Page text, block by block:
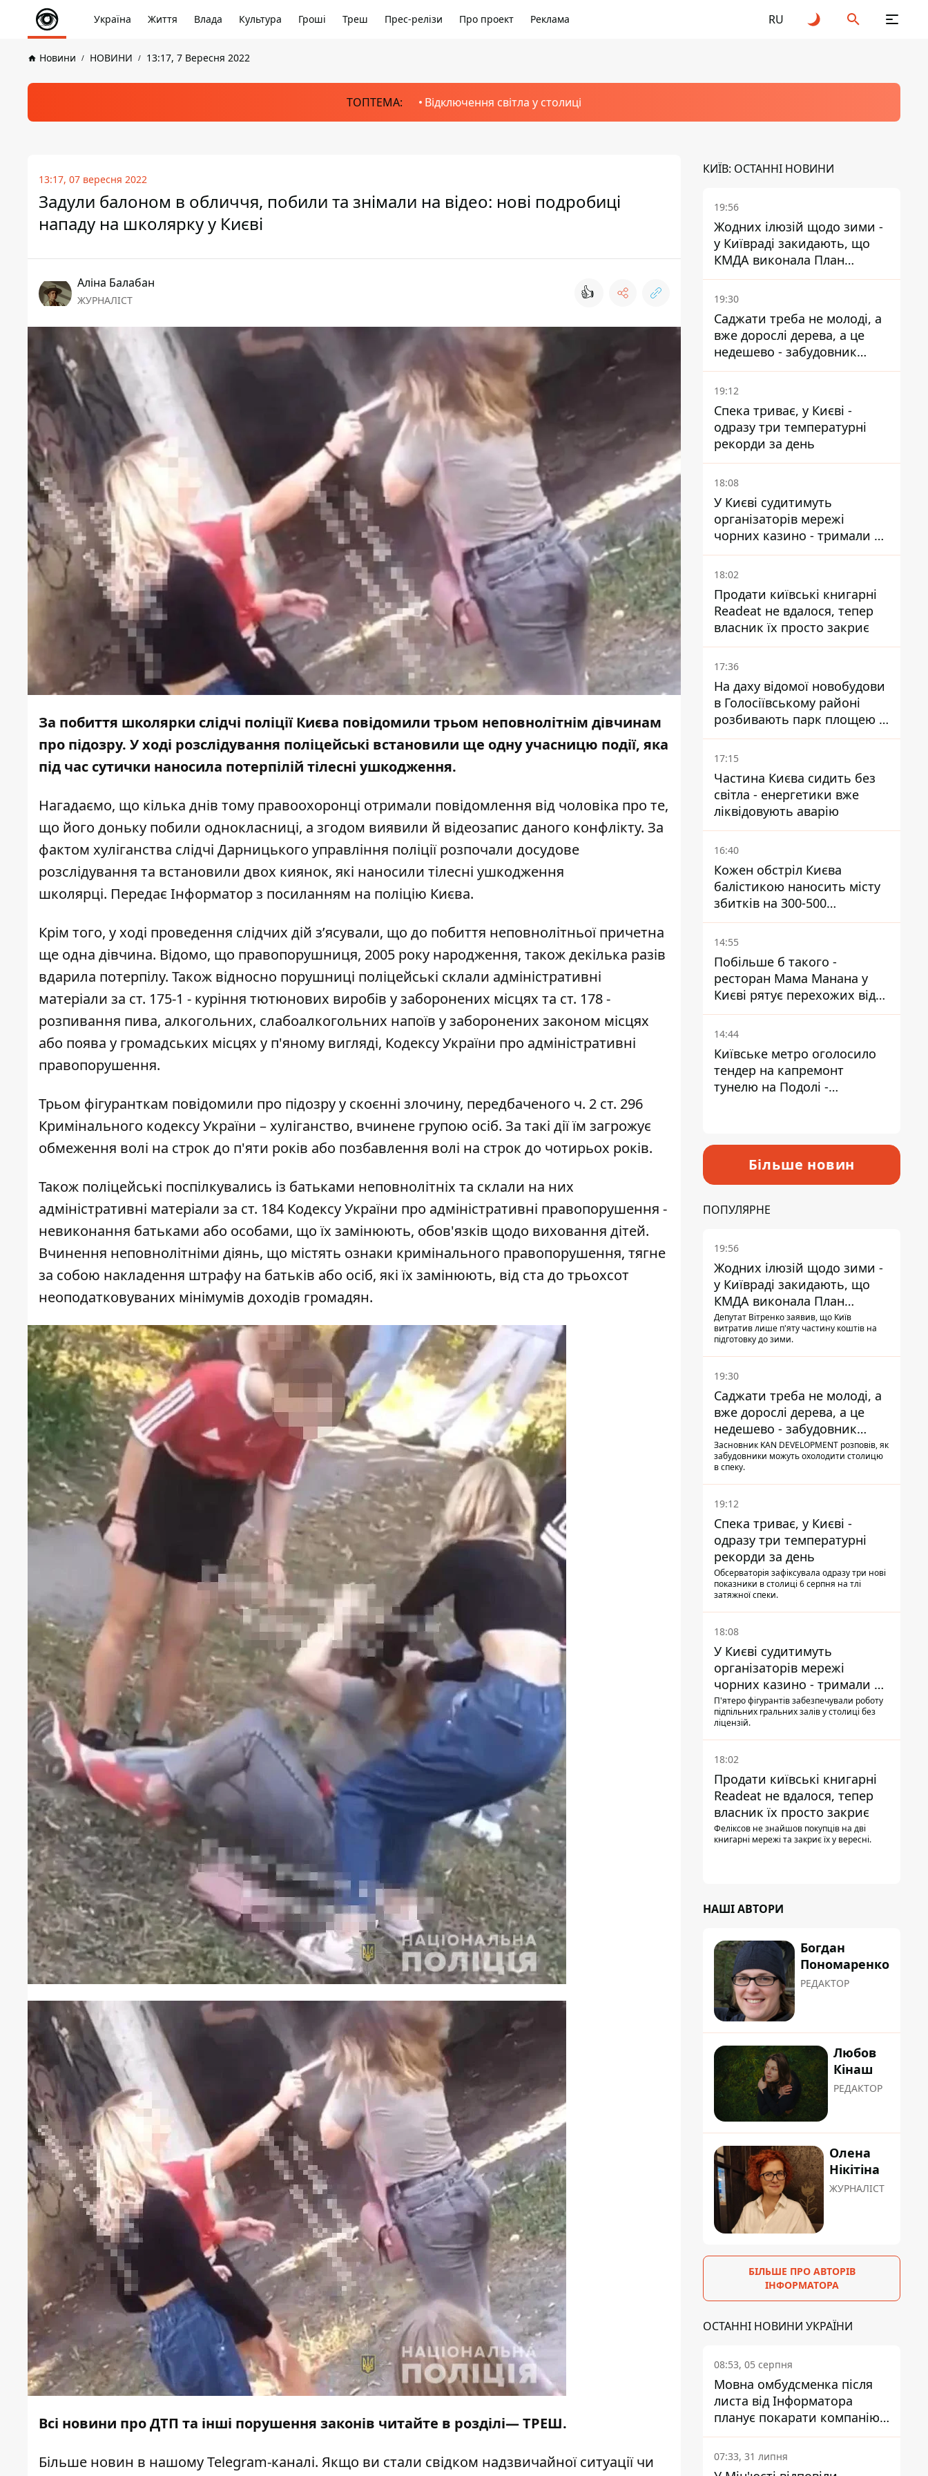
Україна Життя Влада Культура Гроші Треш Прес-релізи Про проект Реклама RU
Новини НОВИНИ 13:17, 7 Вересня 2022
ТОПТЕМА: Відключення світла у столиці
13:17, 07 вересня 2022
Задули балоном в обличчя, побили та знімали на відео: нові подробиці
нападу на школярку у Києві
Аліна Балабан
ЖУРНАЛІСТ 👍
За побиття школярки слідчі поліції Києва повідомили трьом неповнолітнім дівчинам
про підозру. У ході розслідування поліцейські встановили ще одну учасницю події, яка
під час сутички наносила потерпілій тілесні ушкодження.
Нагадаємо, що кілька днів тому правоохоронці отримали повідомлення від чоловіка про те,
що його доньку побили однокласниці, а згодом виявили й відеозапис даного конфлікту. За
фактом хуліганства слідчі Дарницького управління поліції розпочали досудове
розслідування та встановили двох киянок, які наносили тілесні ушкодження
школярці. Передає Інформаторз посиланням на поліцію Києва.
Крім того, у ході проведення слідчих дій з’ясували, що до побиття неповнолітньої причетна
ще одна дівчина. Відомо, що правопорушниця, 2005 року народження, також декілька разів
вдарила потерпілу. Також відносно порушниці поліцейські склали адміністративні
матеріали за ст. 175-1 - куріння тютюнових виробів у заборонених місцях та ст. 178 -
розпивання пива, алкогольних, слабоалкогольних напоїв у заборонених законом місцях
або поява у громадських місцях у п'яному вигляді, Кодексу України про адміністративні
правопорушення.
Трьом фігуранткам повідомили про підозру у скоєнні злочину, передбаченого ч. 2 ст. 296
Кримінального кодексу України – хуліганство, вчинене групою осіб. За такі дії їм загрожує
обмеження волі на строк до п'яти років або позбавлення волі на строк до чотирьох років.
Також поліцейські поспілкувались із батьками неповнолітніх та склали на них
адміністративні матеріали за ст. 184 Кодексу України про адміністративні правопорушення -
невиконання батьками або особами, що їх замінюють, обов'язків щодо виховання дітей.
Вчинення неповнолітніми діянь, що містять ознаки кримінального правопорушення, тягне
за собою накладення штрафу на батьків або осіб, які їх замінюють, від ста до трьохсот
неоподатковуваних мінімумів доходів громадян.
Всі новини про ДТП та інші порушення законів читайте в розділі—ТРЕШ.
Більше новин в нашомуTelegram-каналі. Якщо ви стали свідком надзвичайної ситуації чи
КИЇВ: ОСТАННІ НОВИНИ
19:56
Жодних ілюзій щодо зими -
у Київраді закидають, що
КМДА виконала План
стійкості на 20%
19:30
Саджати треба не молоді, а
вже дорослі дерева, а це
недешево - забудовник
Ніконов
19:12
Спека триває, у Києві -
одразу три температурні
рекорди за день
18:08
У Києві судитимуть
організаторів мережі
чорних казино - тримали 39
закладів
18:02
Продати київські книгарні
Readeat не вдалося, тепер
власник їх просто закриє
17:36
На даху відомої новобудови
в Голосіївському районі
розбивають парк площею в
гектар
17:15
Частина Києва сидить без
світла - енергетики вже
ліквідовують аварію
16:40
Кожен обстріл Києва
балістикою наносить місту
збитків на 300-500
мільйонів - Петро
Пантелеєв
14:55
Побільше б такого -
ресторан Мама Манана у
Києві рятує перехожих від
спеки
14:44
Київське метро оголосило
тендер на капремонт
тунелю на Подолі -
Більше новин
ПОПУЛЯРНЕ
19:56
Жодних ілюзій щодо зими -
у Київраді закидають, що
КМДА виконала План
стійкості на 20%
Депутат Вітренко заявив, що Київ
витратив лише п'яту частину коштів на
підготовку до зими.
19:30
Саджати треба не молоді, а
вже дорослі дерева, а це
недешево - забудовник
Ніконов
Засновник KAN DEVELOPMENT розповів, як
забудовники можуть охолодити столицю
в спеку.
19:12
Спека триває, у Києві -
одразу три температурні
рекорди за день
Обсерваторія зафіксувала одразу три нові
показники в столиці 6 серпня на тлі
затяжної спеки.
18:08
У Києві судитимуть
організаторів мережі
чорних казино - тримали 39
закладів
П'ятеро фігурантів забезпечували роботу
підпільних гральних залів у столиці без
ліцензій.
18:02
Продати київські книгарні
Readeat не вдалося, тепер
власник їх просто закриє
Феліксов не знайшов покупців на дві
книгарні мережі та закриє їх у вересні.
НАШІ АВТОРИ
Богдан
Пономаренко
РЕДАКТОР
Любов
Кінаш
РЕДАКТОР
Олена
Нікітіна
ЖУРНАЛІСТ
БІЛЬШЕ ПРО АВТОРІВ
ІНФОРМАТОРА
ОСТАННІ НОВИНИ УКРАЇНИ
08:53, 05 серпня
Мовна омбудсменка після
листа від Інформатора
планує покарати компанію-
підрядника ПриватБанку
07:33, 31 липня